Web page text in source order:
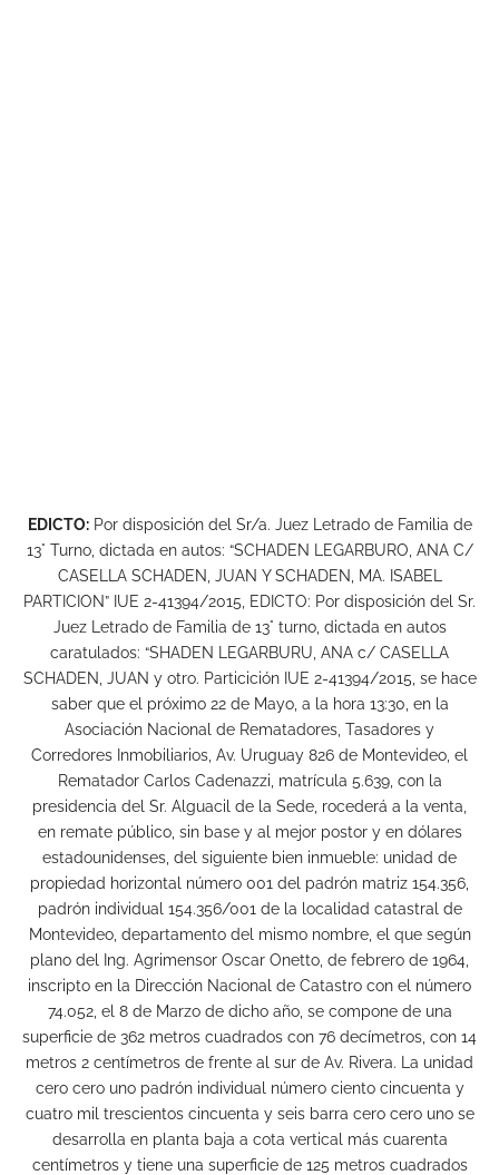
EDICTO:Por disposición del Sr/a. Juez Letrado de Familia de
13° Turno, dictada en autos: “SCHADEN LEGARBURO, ANA C/
CASELLA SCHADEN, JUAN Y SCHADEN, MA. ISABEL
PARTICION” IUE 2-41394/2015, EDICTO: Por disposición del Sr.
Juez Letrado de Familia de 13° turno, dictada en autos
caratulados: “SHADEN LEGARBURU, ANA c/ CASELLA
SCHADEN, JUAN y otro. Particición IUE 2-41394/2015, se hace
saber que el próximo 22 de Mayo, a la hora 13:30, en la
Asociación Nacional de Rematadores, Tasadores y
Corredores Inmobiliarios, Av. Uruguay 826 de Montevideo, el
Rematador Carlos Cadenazzi, matrícula 5.639, con la
presidencia del Sr. Alguacil de la Sede, rocederá a la venta,
en remate público, sin base y al mejor postor y en dólares
estadounidenses, del siguiente bien inmueble: unidad de
propiedad horizontal número 001 del padrón matriz 154.356,
padrón individual 154.356/001 de la localidad catastral de
Montevideo, departamento del mismo nombre, el que según
plano del Ing. Agrimensor Oscar Onetto, de febrero de 1964,
inscripto en la Dirección Nacional de Catastro con el número
74.052, el 8 de Marzo de dicho año, se compone de una
superficie de 362 metros cuadrados con 76 decímetros, con 14
metros 2 centímetros de frente al sur de Av. Rivera. La unidad
cero cero uno padrón individual número ciento cincuenta y
cuatro mil trescientos cincuenta y seis barra cero cero uno se
desarrolla en planta baja a cota vertical más cuarenta
centímetros y tiene una superficie de 125 metros cuadrados